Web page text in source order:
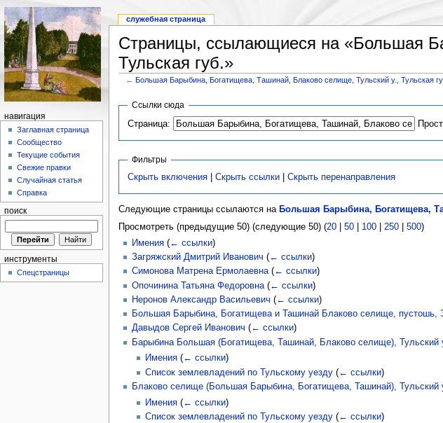
Страницы, ссылающиеся на «Большая
Тульская губ.»
←Большая Барыбина, Богатищева, Ташинай, Блаково селище, Тульский у., Тульская
Ссылки сюда
Страница:
Фильтры
Скрыть включения |Скрыть ссылки |Скрыть перенаправления
Следующие страницы ссылаются на Большая Барыбина, Богатищева,
Просмотреть (предыдущие 50) (следующие 50) (20| 50| 100| 250| 500)
Имения (← ссылки)
Загряжский Дмитрий Иванович (← ссылки)
Симонова Матрена Ермолаевна (← ссылки)
Опочинина Татьяна Федоровна (← ссылки)
Неронов Александр Васильевич (← ссылки)
Большая Барыбина, Богатищева и Ташинай Блаково селище, пустошь,
Давыдов Сергей Иванович (← ссылки)
Барыбина Большая (Богатищева, Ташинай, Блаково селище), Тульский
Имения (← ссылки)
Список землевладений по Тульскому уезду (← ссылки)
Блаково селище (Большая Барыбина, Богатищева, Ташинай), Тульский
Имения (← ссылки)
Список землевладений по Тульскому уезду (← ссылки)
служебная страница
навигация
Заглавная страница
Сообщество
Текущие события
Свежие правки
Случайная статья
Справка
поиск
инструменты
Спецстраницы